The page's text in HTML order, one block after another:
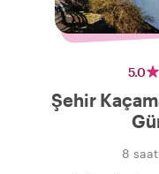
5.0
Şehir
8 saat